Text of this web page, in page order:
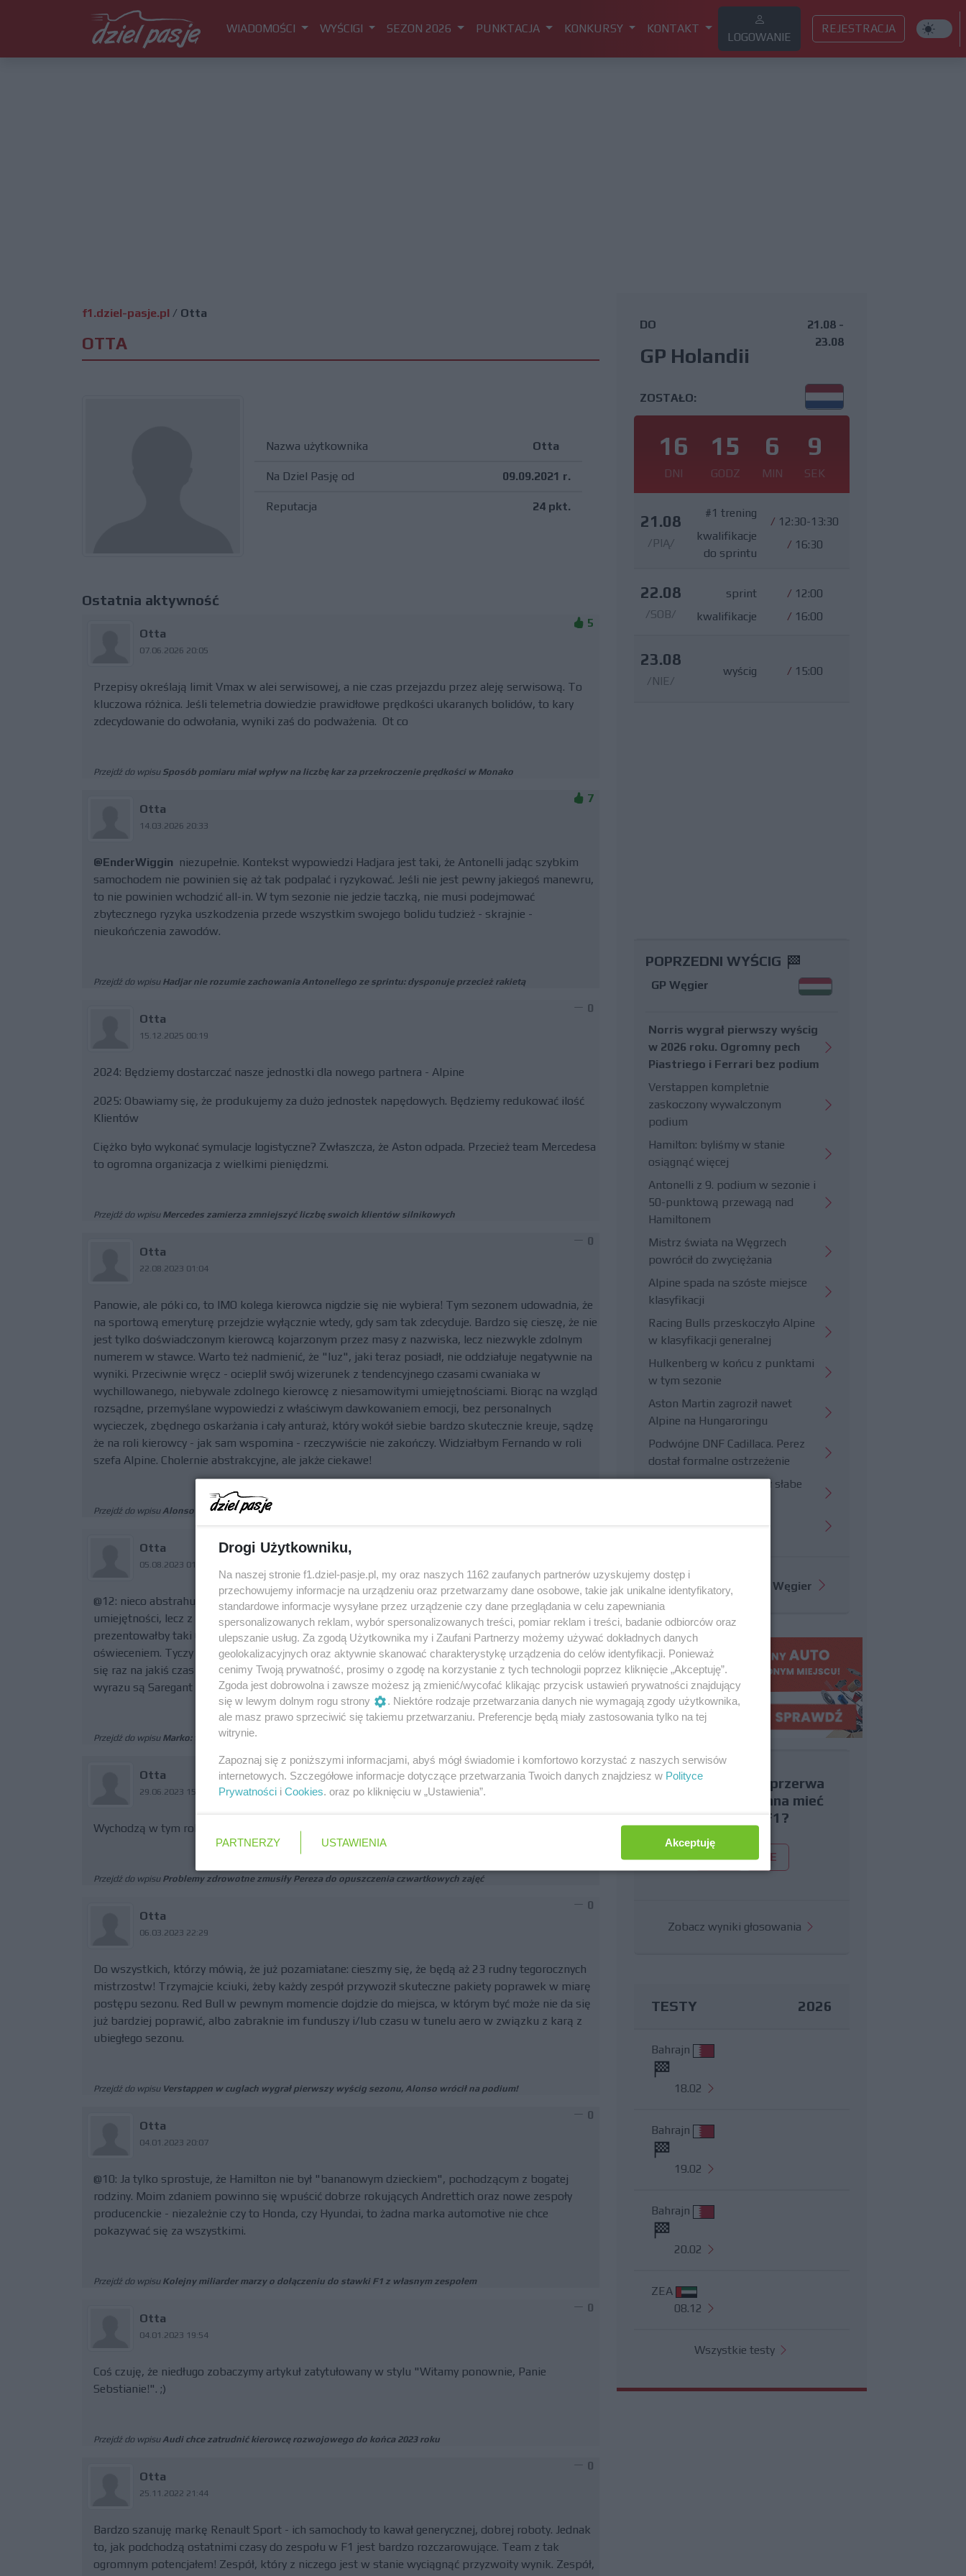
WIADOMOŚCI WYŚCIGI SEZON 2026 PUNKTACJA KONKURSY KONTAKT
LOGOWANIE
REJESTRACJA
f1.dziel-pasje.pl / Otta
OTTA
Nazwa użytkownika Otta
Na Dziel Pasję od 09.09.2021 r.
Reputacja 24 pkt.
Ostatnia aktywność
Otta
07.06.2026 20:05
5
Przepisy określają limit Vmax w alei serwisowej, a nie czas przejazdu przez aleję serwisową. To
kluczowa różnica. Jeśli telemetria dowiedzie prawidłowe prędkości ukaranych bolidów, to kary
zdecydowanie do odwołania, wyniki zaś do podważenia. Ot co
Przejdź do wpisu Sposób pomiaru miał wpływ na liczbę kar za przekroczenie prędkości w Monako
Otta
14.03.2026 20:33
7
@EnderWiggin niezupełnie. Kontekst wypowiedzi Hadjara jest taki, że Antonelli jadąc szybkim
samochodem nie powinien się aż tak podpalać i ryzykować. Jeśli nie jest pewny jakiegoś manewru,
to nie powinien wchodzić all-in. W tym sezonie nie jedzie taczką, nie musi podejmować
zbytecznego ryzyka uszkodzenia przede wszystkim swojego bolidu tudzież - skrajnie -
nieukończenia zawodów.
Przejdź do wpisu Hadjar nie rozumie zachowania Antonellego ze sprintu: dysponuje przecież rakietą
Otta
15.12.2025 00:19
0
2024: Będziemy dostarczać nasze jednostki dla nowego partnera - Alpine
2025: Obawiamy się, że produkujemy za dużo jednostek napędowych. Będziemy redukować ilość
Klientów
Ciężko było wykonać symulacje logistyczne? Zwłaszcza, że Aston odpada. Przecież team Mercedesa
to ogromna organizacja z wielkimi pieniędzmi.
Przejdź do wpisu Mercedes zamierza zmniejszyć liczbę swoich klientów silnikowych
Otta
22.08.2023 01:04
0
Panowie, ale póki co, to IMO kolega kierowca nigdzie się nie wybiera! Tym sezonem udowadnia, że
na sportową emeryturę przejdzie wyłącznie wtedy, gdy sam tak zdecyduje. Bardzo się cieszę, że nie
jest tylko doświadczonym kierowcą kojarzonym przez masy z nazwiska, lecz niezwykle zdolnym
numerem w stawce. Warto też nadmienić, że "luz", jaki teraz posiadł, nie oddziałuje negatywnie na
wyniki. Przeciwnie wręcz - ocieplił swój wizerunek z tendencyjnego czasami cwaniaka w
wychillowanego, niebywale zdolnego kierowcę z niesamowitymi umiejętnościami. Biorąc na wzgląd
rozsądne, przemyślane wypowiedzi z właściwym dawkowaniem emocji, bez personalnych
wycieczek, zbędnego oskarżania i cały anturaż, który wokół siebie bardzo skutecznie kreuje, sądzę
że na roli kierowcy - jak sam wspomina - rzeczywiście nie zakończy. Widziałbym Fernando w roli
szefa Alpine. Cholernie abstrakcyjne, ale jakże ciekawe!
Przejdź do wpisuAlonso wyjawił swoje największe rozczarowanie w karierze w F1
Otta
05.08.2023 01:25
@12: nieco abstrahując, ale jednak chciałbym wspomnieć o różnicy wynikającej nie z braku
umiejętności, lecz z poniżej przeciętnej bolidu. Jestem bardzo ciekawy na ile lepsze umiejętności
prezentowałby taki Ocon w bolidzie mogącym walczyć o podium - czy zjadłaby go presja, czy jednak
oświeceniem. Tyczy się to w sumie każdego kierowcy, który jak dotąd to trochę NPC wykazujący
się raz na jakiś czas dobrym manewrem. IMO w obecnej stawce jedynymi bez jakiegokolwiek
wyrazu są Saregant oraz Zhou.
Przejdź do wpisu Marko: tylko dwóch kierowców mogłoby być nieco szybszych od Pereza
Otta
29.06.2023 15:19
0
Wychodzą w tym roku poczynione oszczędności na kateringu w RBR.
Przejdź do wpisu Problemy zdrowotne zmusiły Pereza do opuszczenia czwartkowych zajęć
Otta
06.03.2023 22:29
0
Do wszystkich, którzy mówią, że już pozamiatane: cieszmy się, że będą aż 23 rudny tegorocznych
mistrzostw! Trzymajcie kciuki, żeby każdy zespół przywoził skuteczne pakiety poprawek w miarę
postępu sezonu. Red Bull w pewnym momencie dojdzie do miejsca, w którym być może nie da się
już bardziej poprawić, albo zabraknie im funduszy i/lub czasu w tunelu aero w związku z karą z
ubiegłego sezonu.
Przejdź do wpisu Verstappen w cuglach wygrał pierwszy wyścig sezonu, Alonso wrócił na podium!
Otta
04.01.2023 20:07
0
@10: Ja tylko sprostuje, że Hamilton nie był "bananowym dzieckiem", pochodzącym z bogatej
rodziny. Moim zdaniem powinno się wpuścić dobrze rokujących Andrettich oraz nowe zespoły
producenckie - niezależnie czy to Honda, czy Hyundai, to żadna marka automotive nie chce
pokazywać się za wszystkimi.
Przejdź do wpisu Kolejny miliarder marzy o dołączeniu do stawki F1 z własnym zespołem
Otta
04.01.2023 19:54
0
Coś czuję, że niedługo zobaczymy artykuł zatytułowany w stylu "Witamy ponownie, Panie
Sebstianie!". ;)
Przejdź do wpisuAudi chce zatrudnić kierowcę rozwojowego do końca 2023 roku
Otta
25.11.2022 21:44
0
Bardzo szanuję markę Renault Sport - ich samochody to kawał generycznej, dobrej roboty. Jednak
to, jak podchodzą ostatnimi czasy do zespołu w F1 jest bardzo rozczarowujące. Team z tak
ogromnym potencjałem! Zespół, który z niczego jest w stanie wyciągnąć przyzwoity wynik. Zespół,
DO
GP Holandii
21.08 -
23.08
ZOSTAŁO:
16
DNI
15
GODZ
6
MIN
8
SEK
21.08
/PIĄ/
#1 trening
kwalifikacje
do sprintu
/ 12:30-13:30
/ 16:30
22.08
/SOB/
sprint
kwalifikacje
/ 12:00
/ 16:00
23.08
/NIE/
wyścig / 15:00
POPRZEDNI WYŚCIG
GP Węgier
Norris wygrał pierwszy wyścig
w 2026 roku. Ogromny pech
Piastriego i Ferrari bez podium
Verstappen kompletnie
zaskoczony wywalczonym
podium
Hamilton: byliśmy w stanie
osiągnąć więcej
Antonelli z 9. podium w sezonie i
50-punktową przewagą nad
Hamiltonem
Mistrz świata na Węgrzech
powrócił do zwyciężania
Alpine spada na szóste miejsce
klasyfikacji
Racing Bulls przeskoczyło Alpine
w klasyfikacji generalnej
Hulkenberg w końcu z punktami
w tym sezonie
Aston Martin zagroził nawet
Alpine na Hungaroringu
Podwójne DNF Cadillaca. Perez
dostał formalne ostrzeżenie
Hungaroring potwierdził słabe
Więcej informacji o GP Węgier
Czy uważasz, że przerwa
wakacyjna powinna mieć
miejsce w F1?
TAK NIE
Zobacz wyniki głosowania
TESTY 2026
Bahrajn
18.02
Bahrajn
19.02
Bahrajn
20.02
ZEA
08.12
Wszystkie testy
Drogi Użytkowniku,
Na naszej stronie f1.dziel-pasje.pl, my oraz naszych 1162 zaufanych partnerów uzyskujemy dostęp i
przechowujemy informacje na urządzeniu oraz przetwarzamy dane osobowe, takie jak unikalne identyfikatory,
standardowe informacje wysyłane przez urządzenie czy dane przeglądania w celu zapewniania
spersonalizowanych reklam, wybór spersonalizowanych treści, pomiar reklam i treści, badanie odbiorców oraz
ulepszanie usług. Za zgodą Użytkownika my i Zaufani Partnerzy możemy używać dokładnych danych
geolokalizacyjnych oraz aktywnie skanować charakterystykę urządzenia do celów identyfikacji. Ponieważ
cenimy Twoją prywatność, prosimy o zgodę na korzystanie z tych technologii poprzez kliknięcie „Akceptuję”.
Zgoda jest dobrowolna i zawsze możesz ją zmienić/wycofać klikając przycisk ustawień prywatności znajdujący
się w lewym dolnym rogu strony
. Niektóre rodzaje przetwarzania danych nie wymagają zgody użytkownika,
ale masz prawo sprzeciwić się takiemu przetwarzaniu. Preferencje będą miały zastosowania tylko na tej
witrynie.
Zapoznaj się z poniższymi informacjami, abyś mógł świadomie i komfortowo korzystać z naszych serwisów
internetowych. Szczegółowe informacje dotyczące przetwarzania Twoich danych znajdziesz w Polityce
Prywatności i Cookies. oraz po kliknięciu w „Ustawienia”.
PARTNERZY USTAWIENIA Akceptuję